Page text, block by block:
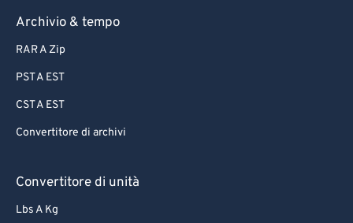
Archivio & tempo
RAR A Zip
PST A EST
CST A EST
Convertitore di archivi
Convertitore di unità
Lbs A Kg